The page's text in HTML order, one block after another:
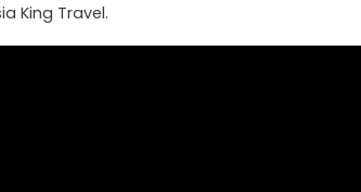
King Travel.